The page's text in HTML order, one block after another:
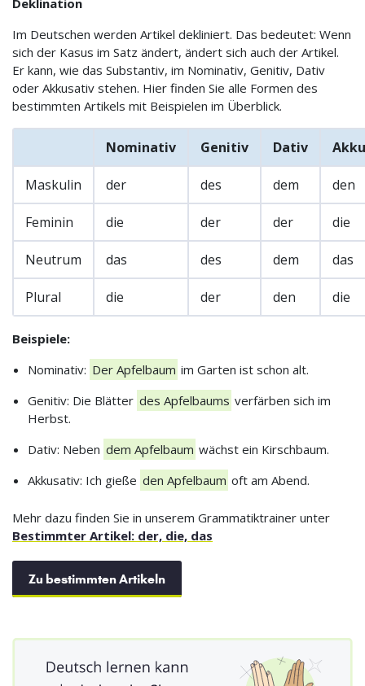
Im Deutschen werden Artikel dekliniert. Das bedeutet: Wenn
sich der Kasus im Satz ändert, ändert sich auch der Artikel.
Er kann, wie das Substantiv, im Nominativ, Genitiv, Dativ
oder Akkusativ stehen. Hier finden Sie alle Formen des
bestimmten Artikels mit Beispielen im Überblick.
Nominativ Genitiv Dativ
Maskulin der des dem den
Feminin die der der die
Neutrum das des dem das
Plural die der den die
Beispiele:
Nominativ: Der Apfelbaum im Garten ist schon alt.
Genitiv: Die Blätter des Apfelbaums verfärben sich im
Herbst.
Dativ: Neben dem Apfelbaum wächst ein Kirschbaum.
Akkusativ: Ich gieße den Apfelbaum oft am Abend.
Mehr dazu finden Sie in unserem Grammatiktrainer unter
Bestimmter Artikel: der, die, das
Zu bestimmten Artikeln